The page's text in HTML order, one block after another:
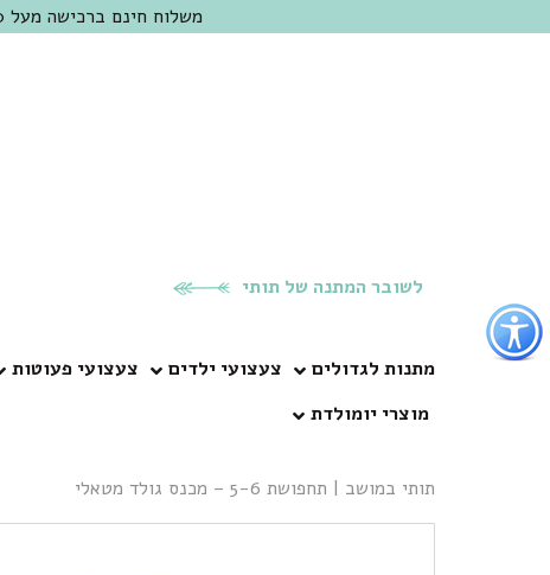
כפתור
לפתיחת
תפריט
נגישות
משלוח חינם ברכישה מעל 300 ש"ח | אופציה למשלוח מהיום להיום באזור המרכז | מוזמנים לבקר בחנות בכפר שמריהו
לשובר המתנה של תותי
מתנות לגדולים צעצועי ילדים צעצועי פעוטות
מוצרי יומולדת
תותי במושב | תחפושת 5-6 – מכנס גולד מטאלי